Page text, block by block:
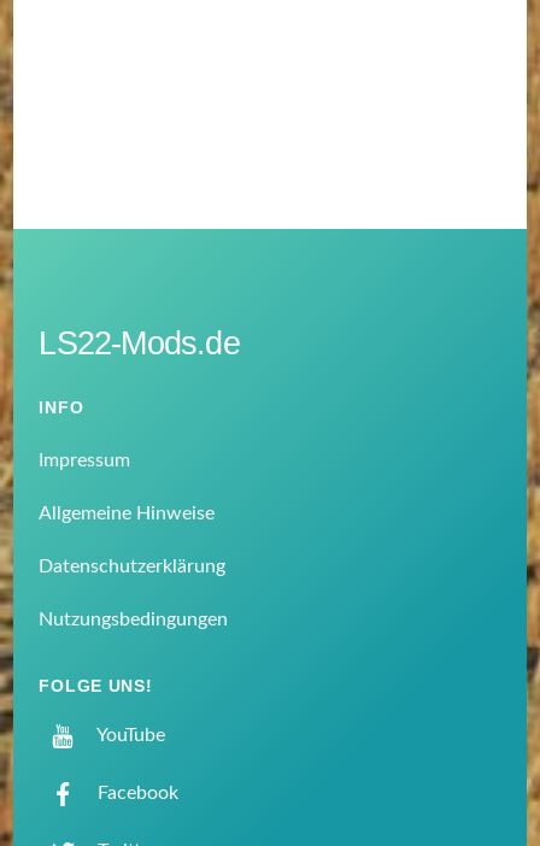
LS22-Mods.de
INFO
Impressum
Allgemeine Hinweise
Datenschutzerklärung
Nutzungsbedingungen
FOLGE UNS!
YouTube
Facebook